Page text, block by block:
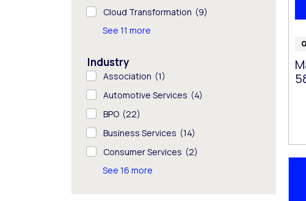
Cloud Transformation (9)
See 11 more
Industry
Association (1)
Automotive Services (4)
BPO (22)
Business Services (14)
Consumer Services (2)
See 16 more